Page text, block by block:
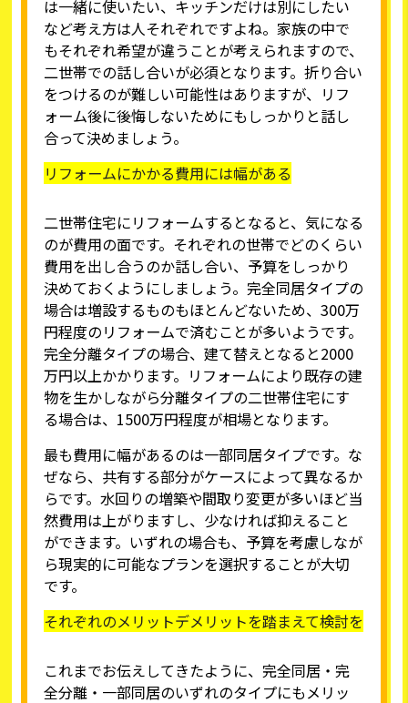
は一緒に使いたい、キッチンだけは別にしたい
など考え方は人それぞれですよね。家族の中で
もそれぞれ希望が違うことが考えられますので、
二世帯での話し合いが必須となります。折り合い
をつけるのが難しい可能性はありますが、リフ
ォーム後に後悔しないためにもしっかりと話し
合って決めましょう。
リフォームにかかる費用には幅がある
二世帯住宅にリフォームするとなると、気になる
のが費用の面です。それぞれの世帯でどのくらい
費用を出し合うのか話し合い、予算をしっかり
決めておくようにしましょう。完全同居タイプの
場合は増設するものもほとんどないため、300万
円程度のリフォームで済むことが多いようです。
完全分離タイプの場合、建て替えとなると2000
万円以上かかります。リフォームにより既存の建
物を生かしながら分離タイプの二世帯住宅にす
る場合は、1500万円程度が相場となります。
最も費用に幅があるのは一部同居タイプです。な
ぜなら、共有する部分がケースによって異なるか
らです。水回りの増築や間取り変更が多いほど当
然費用は上がりますし、少なければ抑えること
ができます。いずれの場合も、予算を考慮しなが
ら現実的に可能なプランを選択することが大切
です。
それぞれのメリットデメリットを踏まえて検討を
これまでお伝えしてきたように、完全同居・完
全分離・一部同居のいずれのタイプにもメリッ